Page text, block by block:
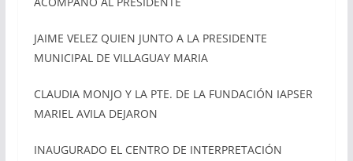
JAIME VELEZ QUIEN JUNTO A LA PRESIDENTE
MUNICIPAL DE VILLAGUAY MARIA
CLAUDIA MONJO Y LA PTE. DE LA FUNDACIÓN IAPSER
MARIEL AVILA DEJARON
INAUGURADO EL CENTRO DE INTERPRETACIÓN